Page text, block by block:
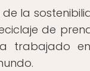
la
de
trabajado